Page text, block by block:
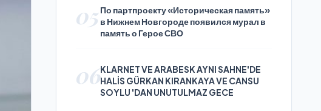
05 По партпроекту «Историческая память»
в Нижнем Новгороде появился мурал в
память о Герое СВО
06KLARNET VE ARABESK AYNI SAHNE'DE
HALİS GÜRKAN KIRANKAYA VE CANSU
SOYLU 'DAN UNUTULMAZ GECE